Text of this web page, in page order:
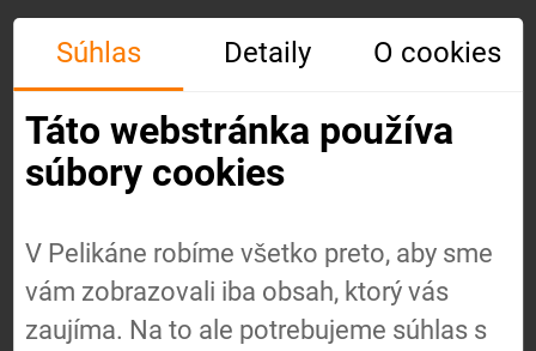
Úvod
Súhlas Detaily O cookies
Táto webstránka používa
súbory cookies
V Pelikáne robíme všetko preto, aby sme
vám zobrazovali iba obsah, ktorý vás
zaujíma. Na to ale potrebujeme súhlas s